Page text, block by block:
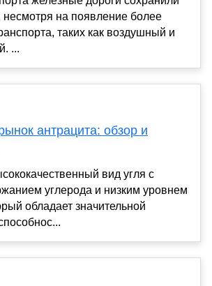
несмотря на появление более
таких как воздушный и
...
антрацита: обзор и
вид угля с
углерода и низким уровнем
обладает значительной